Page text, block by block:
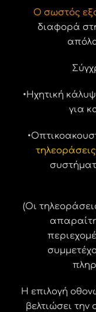
Ο σωστός
διαφορά
•Ηχητική
για
τηλεοράσεις
(Οι
Η επιλογή
βελτιώσει την